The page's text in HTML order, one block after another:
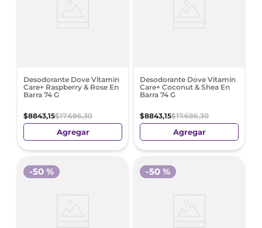
Desodorante Dove Vitamin
Care+ Raspberry & Rose En
Barra 74 G
$8843,15$17.686,30
Agregar
Desodorante Dove Vitamin
Care+ Coconut & Shea En
Barra 74 G
$8843,15$17.686,30
Agregar
-50 % -50 %